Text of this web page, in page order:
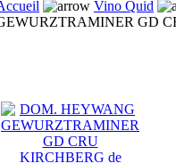
Vino Quid
GD